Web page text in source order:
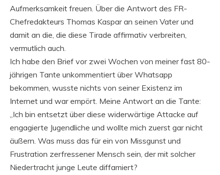
Aufmerksamkeit freuen. Über die Antwort des FR-
Chefredakteurs Thomas Kaspar an seinen Vater und
damit an die, die diese Tirade affirmativ verbreiten,
vermutlich auch.
Ich habe den Brief vor zwei Wochen von meiner fast 80-
jährigen Tante unkommentiert über Whatsapp
bekommen, wusste nichts von seiner Existenz im
Internet und war empört. Meine Antwort an die Tante:
„Ich bin entsetzt über diese widerwärtige Attacke auf
engagierte Jugendliche und wollte mich zuerst gar nicht
äußern. Was muss das für ein von Missgunst und
Frustration zerfressener Mensch sein, der mit solcher
Niedertracht junge Leute diffamiert?